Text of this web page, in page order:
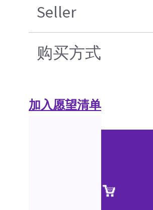
Seller
购买方式
加入愿望清单